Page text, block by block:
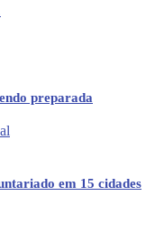
preparada
em 15 cidades